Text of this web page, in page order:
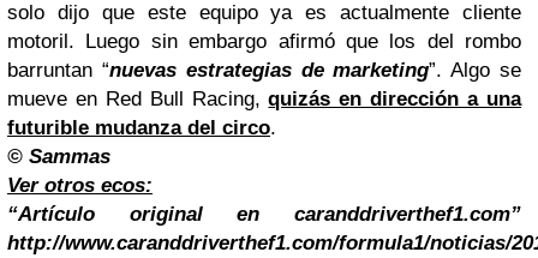
solo dijo que este equipo ya es actualmente cliente
motoril. Luego sin embargo afirmó que los del rombo
barruntan “nuevas estrategias de marketing”. Algo se
mueve en Red Bull Racing,quizás en dirección a una
futurible mudanza del circo.
© Sammas
Ver otros ecos:
“Artículo original en caranddriverthef1.com”
http://www.caranddriverthef1.com/formula1/noticias/